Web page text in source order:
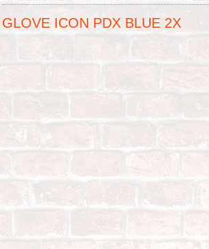
GLOVE ICON PDX BLUE 2X